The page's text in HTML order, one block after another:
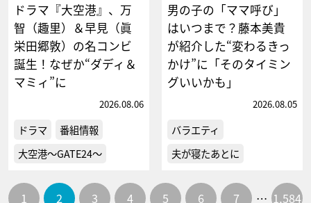
ドラマ『大空港』、万
智（趣里）＆早見（眞
栄田郷敦）の名コンビ
誕生！なぜか“ダディ＆
マミィ”に
2026.08.06
ドラマ
番組情報
大空港～GATE24～
男の子の「ママ呼び」
はいつまで？藤本美貴
が紹介した“変わるきっ
かけ”に「そのタイミン
グいいかも」
2026.08.05
バラエティ
夫が寝たあとに
1 2 3 4 5 6 7 … 1,584